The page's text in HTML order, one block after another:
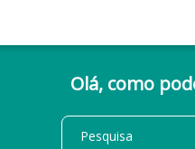
Olá, como